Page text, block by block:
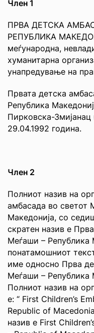
Член 1
ПРВА ДЕТСКА
РЕПУБЛИКА
меѓународна,
хуманитарна
унапредување на
Првата детска
Република
Пирковска-Змијанац
29.04.1992 година.
Член 2
Полниот назив на
амбасада во
Македонија, со
скратен назив е
Меѓаши – Република
понатамошниот
име односно Прва
Меѓаши – Република
Полниот назив на
е: “ First Children’s
Republic of
назив е First